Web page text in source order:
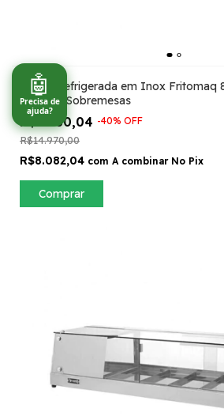
Vitrine Refrigerada em Inox Fritomaq
Doces e Sobremesas
R$8.980,04 -40% OFF
R$14.970,00
R$8.082,04 com A combinar No Pix
Comprar
🤖
Precisa de
ajuda?